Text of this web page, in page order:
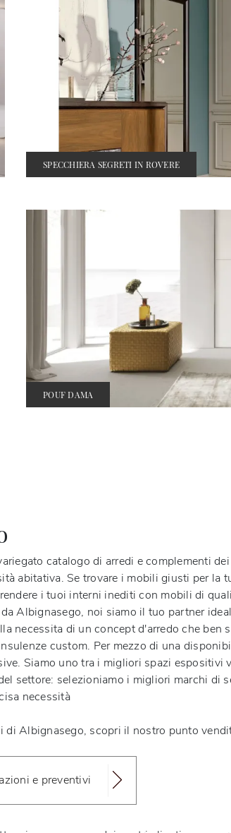
SPECCHIERA SEGRETI IN ROVERE
POUF DAMA
catalogo di arredi e complementi
abitativa. Se trovare i mobili giusti per
i tuoi interni inediti con mobili di
Albignasego, noi siamo il tuo partner
necessita di un concept d'arredo che
custom. Per mezzo di una
. Siamo uno tra i migliori spazi espositivi
settore: selezioniamo i migliori marchi di
necessità
di Albignasego, scopri il nostro punto
e preventivi